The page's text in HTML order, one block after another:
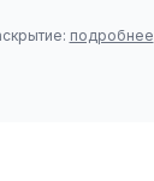
подробнее